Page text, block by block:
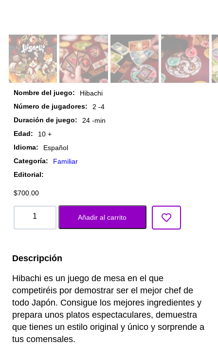
Nombre del juego:
Hibachi
Número de jugadores:
2 -4
Duración de juego:
24 -min
Edad:
10 +
Idioma:
Español
Categoría:
Familiar
Editorial:
$700.00
Añadir al carrito
Descripción
Hibachi es un juego de mesa en el que
competiréis por demostrar ser el mejor chef de
todo Japón. Consigue los mejores ingredientes y
prepara unos platos espectaculares, demuestra
que tienes un estilo original y único y sorprende a
tus comensales.